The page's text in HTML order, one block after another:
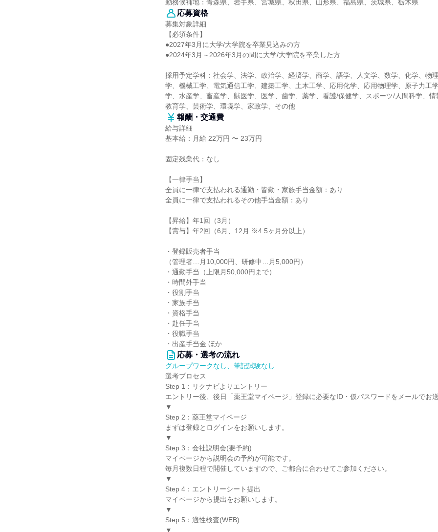
勤務候補地：青森県、岩手県、宮城県、秋田県、山形県、福島県、茨城県、栃木県
応募資格
募集対象詳細
【必須条件】
●2027年3月に大学/大学院を卒業見込みの方
●2024年3月～2026年3月の間に大学/大学院を卒業した方
採用予定学科：社会学、法学、政治学、経済学、商学、語学、人文学、数学、化学、物
学、機械工学、電気通信工学、建築工学、土木工学、応用化学、応用物理学、原子力工
学、水産学、畜産学、獣医学、医学、歯学、薬学、看護/保健学、スポーツ/人間科学、情
教育学、芸術学、環境学、家政学、その他
報酬・交通費
給与詳細
基本給：月給 22万円 〜 23万円
固定残業代：なし
【一律手当】
全員に一律で支払われる通勤・皆勤・家族手当金額：あり
全員に一律で支払われるその他手当金額：あり
【昇給】年1回（3月）
【賞与】年2回（6月、12月 ※4.5ヶ月分以上）
・登録販売者手当
（管理者…月10,000円、研修中…月5,000円）
・通勤手当（上限月50,000円まで）
・時間外手当
・役割手当
・家族手当
・資格手当
・赴任手当
・役職手当
・出産手当金 ほか
応募・選考の流れ
グループワークなし、筆記試験なし
選考プロセス
Step 1：リクナビよりエントリー
エントリー後、後日「薬王堂マイページ」登録に必要なID・仮パスワードをメールでお送
▼
Step 2：薬王堂マイページ
まずは登録とログインをお願いします。
▼
Step 3：会社説明会(要予約)
マイページから説明会の予約が可能です。
毎月複数日程で開催していますので、ご都合に合わせてご参加ください。
▼
Step 4：エントリーシート提出
マイページから提出をお願いします。
▼
Step 5：適性検査(WEB)
▼